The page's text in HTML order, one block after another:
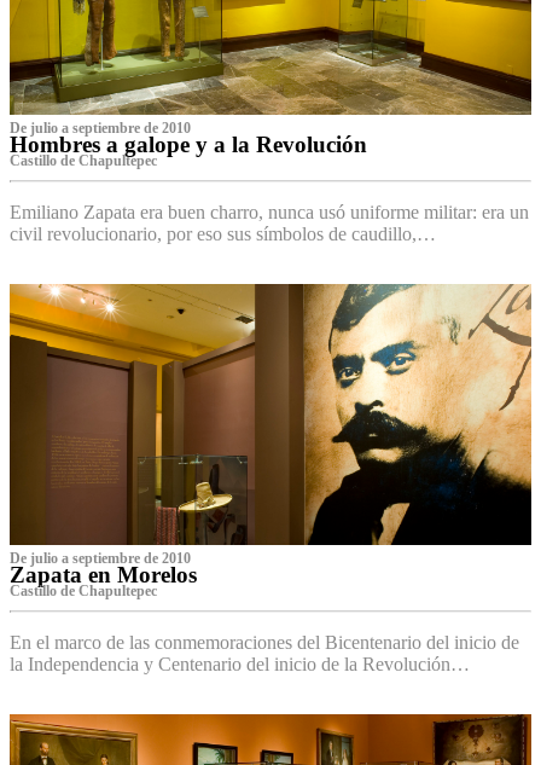
De julio a septiembre de 2010
Hombres a galope y a la Revolución
Castillo de Chapultepec
Emiliano Zapata era buen charro, nunca usó uniforme militar: era un
civil revolucionario, por eso sus símbolos de caudillo,…
De julio a septiembre de 2010
Zapata en Morelos
Castillo de Chapultepec
En el marco de las conmemoraciones del Bicentenario del inicio de
la Independencia y Centenario del inicio de la Revolución…